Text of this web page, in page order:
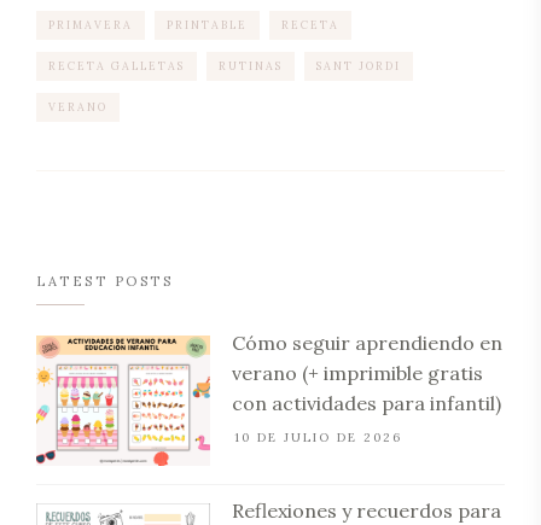
PRIMAVERA PRINTABLE RECETA
RECETA GALLETAS RUTINAS SANT JORDI
VERANO
LATEST POSTS
Cómo seguir aprendiendo en
verano (+ imprimible gratis
con actividades para infantil)
10 DE JULIO DE 2026
Reflexiones y recuerdos para